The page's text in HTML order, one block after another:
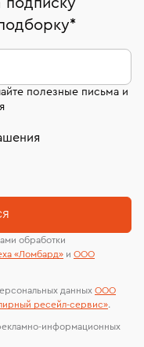
смотрите на
самовывозе из
QR-коду)
руб., на 3–6 мес.)
подписку
*
полезные письма и
обработки
«Ломбард» и ООО
данных ООО
ресейл-сервиc».
информационных